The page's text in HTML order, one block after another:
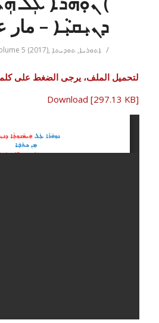
ܕܢܝܼܩܝܼܵܐ – مار
5 (2017), ܐܬܘܪܝܐ,ܬܘܕܝܬܐ /
لتحميل الملف، يرجى الضغط على
Download [297.13 KB]